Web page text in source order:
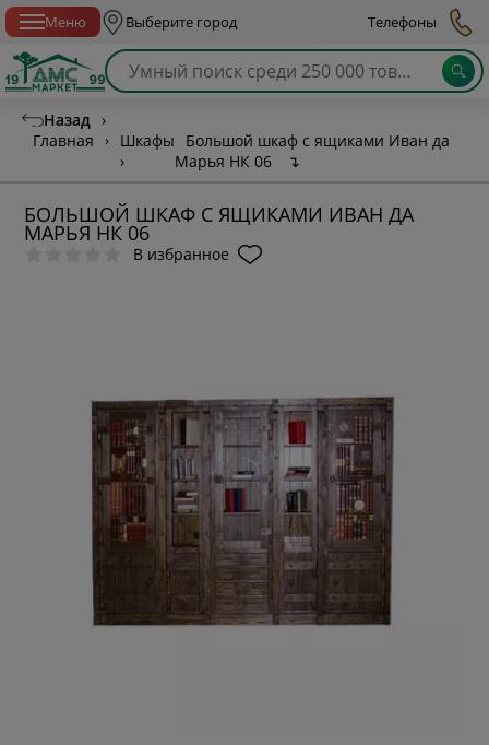
Меню Выберите город Телефоны
Назад ›
Главная
›
Шкафы
›
Большой шкаф с ящиками Иван да
Марья НК 06
↴
БОЛЬШОЙ ШКАФ С ЯЩИКАМИ ИВАН ДА
МАРЬЯ НК 06
В избранное